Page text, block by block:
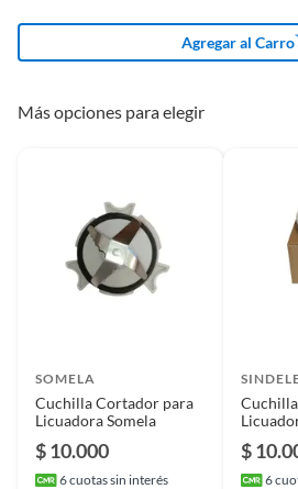
Garantía 3 meses
Agregar al Carro
Más opciones para elegir
SOMELA
Cuchilla Cortador para
Licuadora Somela
$ 10.000
6cuotas sin interés
$
6